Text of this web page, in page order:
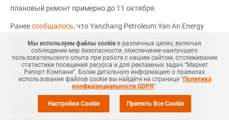
плановый ремонт примерно до 11 октября.
Ранеесообщалось, что Yanchang Petroleum Yan An Energy
планирует в начале сентября остановить производство на
новом заводе по выпуску полиэтилена низкого давления
(ПНД) мощностью 450 тыс. тонн в год в провинции Шэньси
(Shaanxi Province, Китай) на плановый ремонт.
Ранее отмечалось, что компанияввелав эксплуатацию
новый завод ПНД в в Яньане (Yan’an, провинция Шэньси,
Мы используем файлы cookieв различных целях, включая
соблюдение мер безопасности, обеспечение наилучшего
пользовательского опыта при работе с нашим сайтом, отслеживание
статистики посещения ресурса и для рекламных задач “Маркет
Репорт Компани”. Более детальную информацию о правилах
использования файлов cookie вы найдёте на странице "Политика
конфиденциальности GDPR".
Настройки Cookie Принять Все Cookie